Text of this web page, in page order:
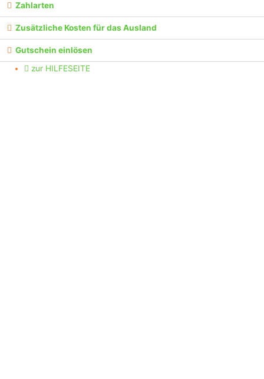
Zahlarten
Zusätzliche Kosten für das Ausland
Gutschein einlösen
zur HILFESEITE